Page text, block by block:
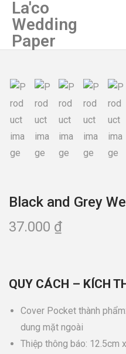
La'co
Wedding
Paper
Black and Grey
37.000 ₫
QUY CÁCH – KÍCH
Cover Pocket thành
dung mặt ngoài
Thiệp thông báo: 12.5cm